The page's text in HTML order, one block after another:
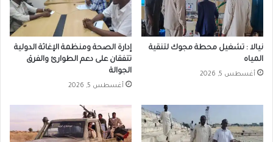
نيالا : تشغيل محطة مجوك لتنقية
المياه
أغسطس 5, 2026
إدارة الصحة ومنظمة الإغاثة الدولية
تتفقان على دعم الطوارئ والفرق
الجوالة
أغسطس 5, 2026